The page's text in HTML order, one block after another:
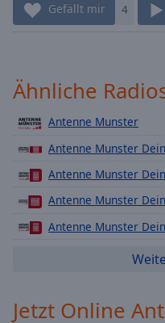
Chapters
Descriptions
off,
selected
Subtitles
subtitles
settings,
subtitles
Gefällt mir 4
Ähnliche
Antenne Munster
Antenne Munster
Antenne Munster
Antenne Munster
Antenne Munster
Antenne Munster
Antenne Munster
Jetzt Online